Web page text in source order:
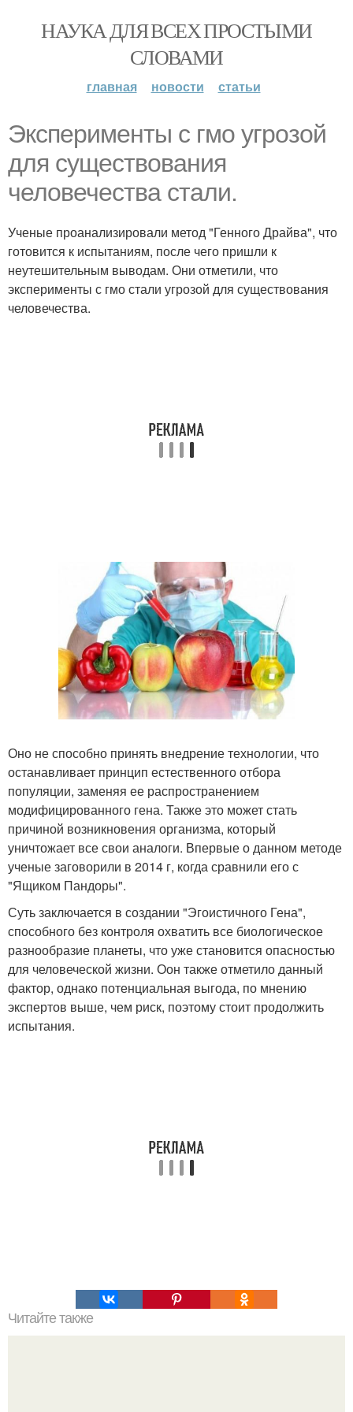
НАУКА ДЛЯ ВСЕХ ПРОСТЫМИ
СЛОВАМИ
главная новости статьи
Эксперименты с гмо угрозой
для существования
человечества стали.
Ученые проанализировали метод "Генного Драйва", что
готовится к испытаниям, после чего пришли к
неутешительным выводам. Они отметили, что
эксперименты с гмо стали угрозой для существования
человечества.
Оно не способно принять внедрение технологии, что
останавливает принцип естественного отбора
популяции, заменяя ее распространением
модифицированного гена. Также это может стать
причиной возникновения организма, который
уничтожает все свои аналоги. Впервые о данном методе
ученые заговорили в 2014 г, когда сравнили его с
"Ящиком Пандоры".
Суть заключается в создании "Эгоистичного Гена",
способного без контроля охватить все биологическое
разнообразие планеты, что уже становится опасностью
для человеческой жизни. Оон также отметило данный
фактор, однако потенциальная выгода, по мнению
экспертов выше, чем риск, поэтому стоит продолжить
испытания.
Читайте также